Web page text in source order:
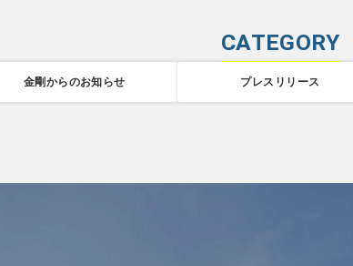
CATEGORY
金剛からのお知らせ プレスリリース